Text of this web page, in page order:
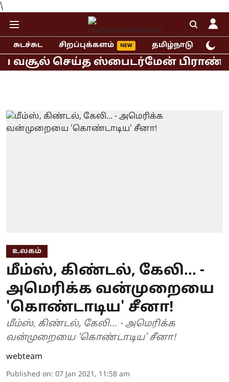
\
சுடச்சுட சிறப்புக்களம் தமிழ்நாடு
செய்த ஸ்பைடர்மேன் பிராண்ட்
உலகம்
மீம்ஸ், கிண்டல், கேலி... -
அமெரிக்க வன்முறையை
'கொண்டாடிய' சீனா!
மீம்ஸ், கிண்டல், கேலி... - அமெரிக்க
வன்முறையை 'கொண்டாடிய' சீனா!
webteam
Published on: 07 Jan 2021, 11:58 am